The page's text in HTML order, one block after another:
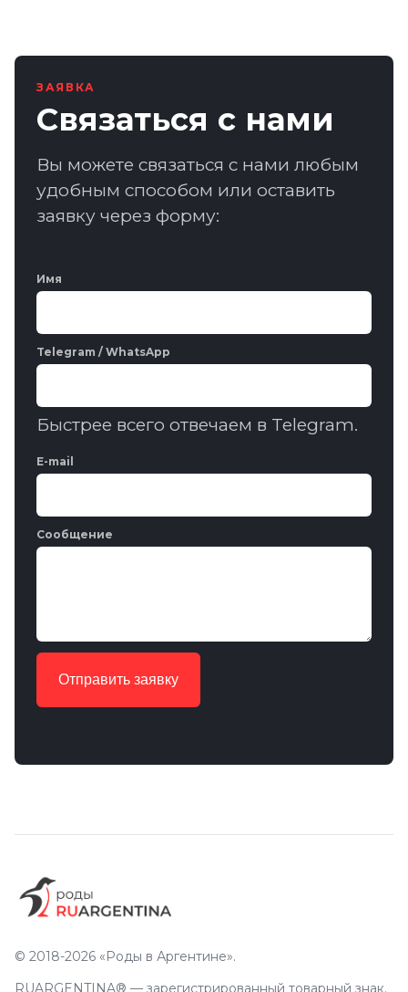
ЗАЯВКА
Связаться с нами
Вы можете связаться с нами любым
удобным способом или оставить
заявку через форму:
Имя
Telegram / WhatsApp
Быстрее всего отвечаем в Telegram.
E-mail
Сообщение
Отправить заявку
© 2018-2026 «Роды в Аргентине».
RUARGENTINA® — зарегистрированный товарный знак.